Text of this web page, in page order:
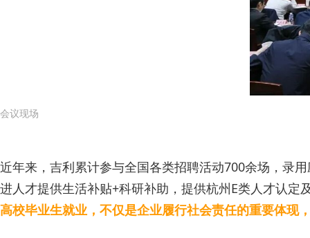
会议现场
近年来，吉利累计参与全国各类招聘活动700余场，录
进人才提供生活补贴+科研补助，提供杭州E类人才认
高校毕业生就业，不仅是企业履行社会责任的重要体现